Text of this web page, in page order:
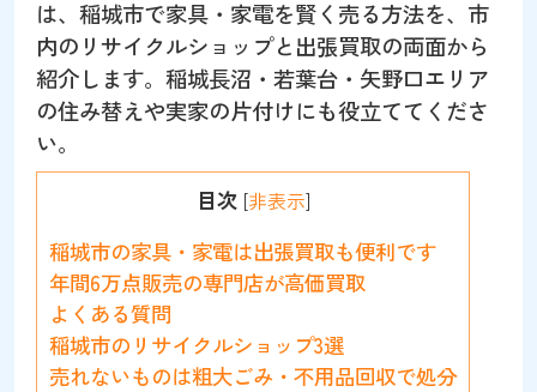
は、稲城市で家具・家電を賢く売る方法を、市
内のリサイクルショップと出張買取の両面から
紹介します。稲城長沼・若葉台・矢野口エリア
の住み替えや実家の片付けにも役立ててくださ
い。
目次 [非表示]
稲城市の家具・家電は出張買取も便利です
年間6万点販売の専門店が高価買取
よくある質問
稲城市のリサイクルショップ3選
売れないものは粗大ごみ・不用品回収で処分